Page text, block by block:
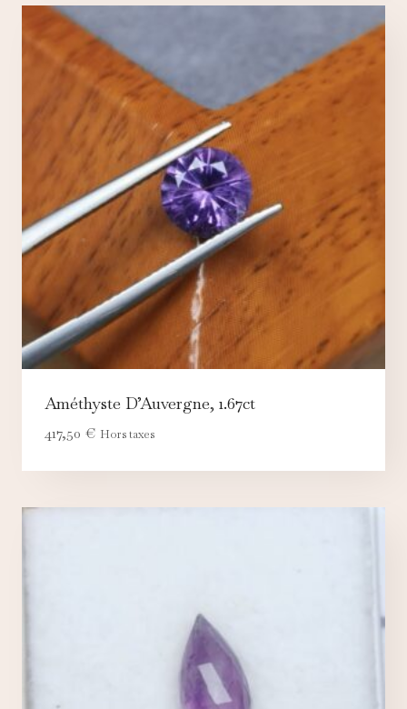
Améthyste D’Auvergne, 1.67ct
417,50 € Hors taxes